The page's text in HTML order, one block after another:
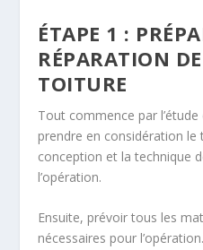
ÉTAPE 1 :
RÉPARATION
TOITURE
Tout commence par
prendre en considération
conception et la technique
l’opération.
Ensuite, prévoir tous les
nécessaires pour